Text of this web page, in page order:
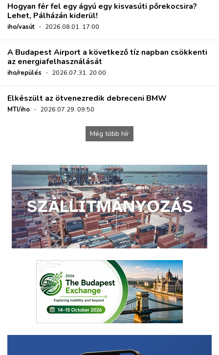
Hogyan fér fel egy ágyú egy kisvasúti pőrekocsira?
Lehet, Pálházán kiderül!
iho/vasút · 2026.08.01. 17:00
A Budapest Airport a következő tíz napban csökkenti
az energiafelhasználását
iho/repülés · 2026.07.31. 20:00
Elkészült az ötvenezredik debreceni BMW
MTI/iho · 2026.07.29. 09:50
Még több hír